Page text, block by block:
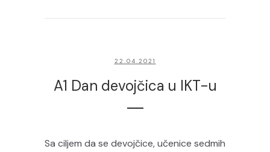
22.04.2021
A1 Dan devojčica u IKT-u
Sa ciljem da se devojčice, učenice sedmih